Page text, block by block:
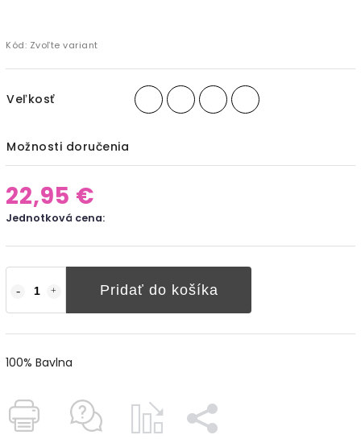
Kód: Zvoľte variant
Veľkosť
Možnosti doručenia
22,95 €
Jednotková cena:
Pridať do košíka
100% Bavlna